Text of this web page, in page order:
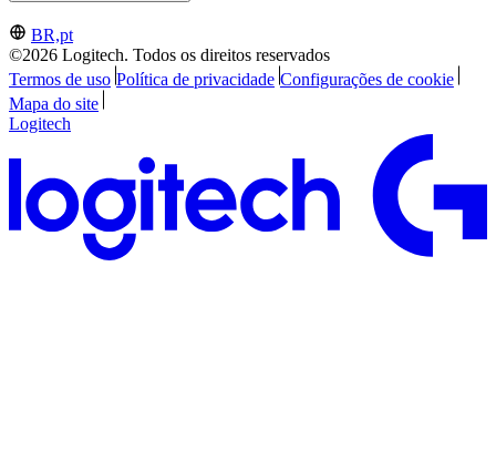
BR,pt
©2026 Logitech. Todos os direitos reservados
Termos de uso Política de privacidade Configurações de cookie
Mapa do site
Logitech